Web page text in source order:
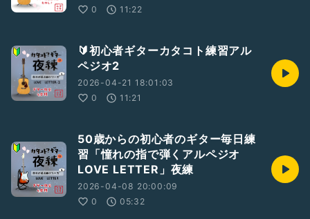
0
11:22
🔰初心者ギターカタコト練習アル
ペジオ2
2026-04-21 18:01:03
0
11:21
50歳からの初心者のギター毎日練
習「憧れの指で弾くアルペジオ
LOVE LETTER」夜練
2026-04-08 20:00:09
0
05:32